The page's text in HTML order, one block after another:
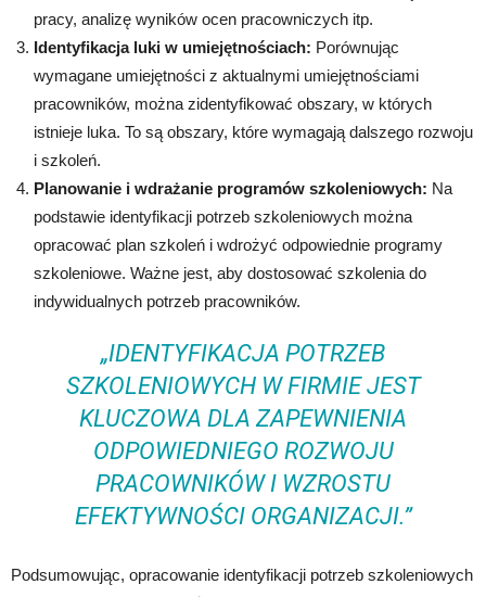
pracy, analizę wyników ocen pracowniczych itp.
Identyfikacja luki w umiejętnościach: Porównując
wymagane umiejętności z aktualnymi umiejętnościami
pracowników, można zidentyfikować obszary, w których
istnieje luka. To są obszary, które wymagają dalszego rozwoju
i szkoleń.
Planowanie i wdrażanie programów szkoleniowych: Na
podstawie identyfikacji potrzeb szkoleniowych można
opracować plan szkoleń i wdrożyć odpowiednie programy
szkoleniowe. Ważne jest, aby dostosować szkolenia do
indywidualnych potrzeb pracowników.
„IDENTYFIKACJA POTRZEB
SZKOLENIOWYCH W FIRMIE JEST
KLUCZOWA DLA ZAPEWNIENIA
ODPOWIEDNIEGO ROZWOJU
PRACOWNIKÓW I WZROSTU
EFEKTYWNOŚCI ORGANIZACJI.”
Podsumowując, opracowanie identyfikacji potrzeb szkoleniowych